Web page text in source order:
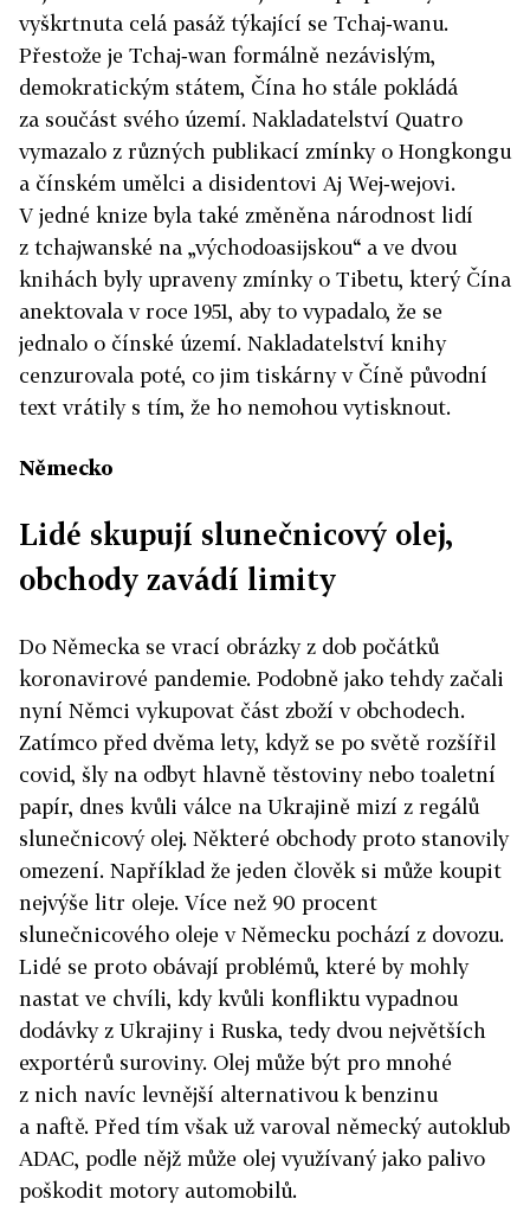
vyškrtnuta celá pasáž týkající se Tchaj‑wanu.
Přestože je Tchaj‑wan formálně nezávislým,
demokratickým státem, Čína ho stále pokládá
za součást svého území. Nakladatelství Quatro
vymazalo z různých publikací zmínky o Hongkongu
a čínském umělci a disidentovi Aj Wej‑wejovi.
V jedné knize byla také změněna národnost lidí
z tchajwanské na „východoasijskou“ a ve dvou
knihách byly upraveny zmínky o Tibetu, který Čína
anektovala v roce 1951, aby to vypadalo, že se
jednalo o čínské území. Nakladatelství knihy
cenzurovala poté, co jim tiskárny v Číně původní
text vrátily s tím, že ho nemohou vytisknout.
Německo
Lidé skupují slunečnicový olej,
obchody zavádí limity
Do Německa se vrací obrázky z dob počátků
koronavirové pandemie. Podobně jako tehdy začali
nyní Němci vykupovat část zboží v obchodech.
Zatímco před dvěma lety, když se po světě rozšířil
covid, šly na odbyt hlavně těstoviny nebo toaletní
papír, dnes kvůli válce na Ukrajině mizí z regálů
slunečnicový olej. Některé obchody proto stanovily
omezení. Například že jeden člověk si může koupit
nejvýše litr oleje. Více než 90 procent
slunečnicového oleje v Německu pochází z dovozu.
Lidé se proto obávají problémů, které by mohly
nastat ve chvíli, kdy kvůli konfliktu vypadnou
dodávky z Ukrajiny i Ruska, tedy dvou největších
exportérů suroviny. Olej může být pro mnohé
z nich navíc levnější alternativou k benzinu
a naftě. Před tím však už varoval německý autoklub
ADAC, podle nějž může olej využívaný jako palivo
poškodit motory automobilů.